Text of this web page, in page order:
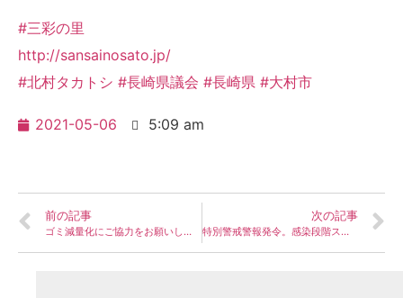
#三彩の里
http://sansainosato.jp/
#北村タカトシ #長崎県議会 #長崎県 #大村市
2021-05-06 5:09 am
前の記事
ゴミ減量化にご協力をお願いします！
次の記事
特別警戒警報発令。感染段階ステージ「3」→「4」へ